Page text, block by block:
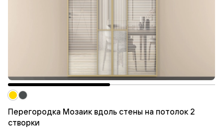
Перегородка Мозаик вдоль стены на потолок 2
створки